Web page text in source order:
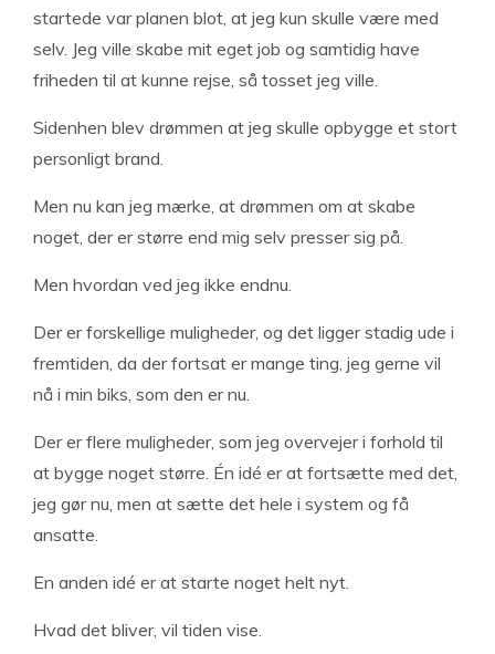
startede var planen blot, at jeg kun skulle være med
selv. Jeg ville skabe mit eget job og samtidig have
friheden til at kunne rejse, så tosset jeg ville.
Sidenhen blev drømmen at jeg skulle opbygge et stort
personligt brand.
Men nu kan jeg mærke, at drømmen om at skabe
noget, der er større end mig selv presser sig på.
Men hvordan ved jeg ikke endnu.
Der er forskellige muligheder, og det ligger stadig ude i
fremtiden, da der fortsat er mange ting, jeg gerne vil
nå i min biks, som den er nu.
Der er flere muligheder, som jeg overvejer i forhold til
at bygge noget større. Én idé er at fortsætte med det,
jeg gør nu, men at sætte det hele i system og få
ansatte.
En anden idé er at starte noget helt nyt.
Hvad det bliver, vil tiden vise.